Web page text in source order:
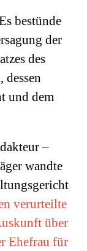
bestünde
der
des
dessen
und dem
–
wandte
verurteilte
über
Ehefrau für